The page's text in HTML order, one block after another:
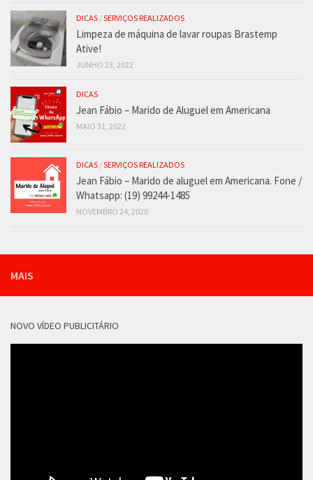
DICAS /SERVIÇOS REALIZADOS
Limpeza de máquina de lavar roupas Brastemp
Ative!
JUNHO 23, 2022
DICAS
Jean Fábio – Marido de Aluguel em Americana
MAIO 31, 2022
DICAS /SERVIÇOS REALIZADOS
Jean Fábio – Marido de aluguel em Americana. Fone /
Whatsapp: (19) 99244-1485
NOVEMBRO 24, 2020
MAIS
NOVO VÍDEO PUBLICITÁRIO